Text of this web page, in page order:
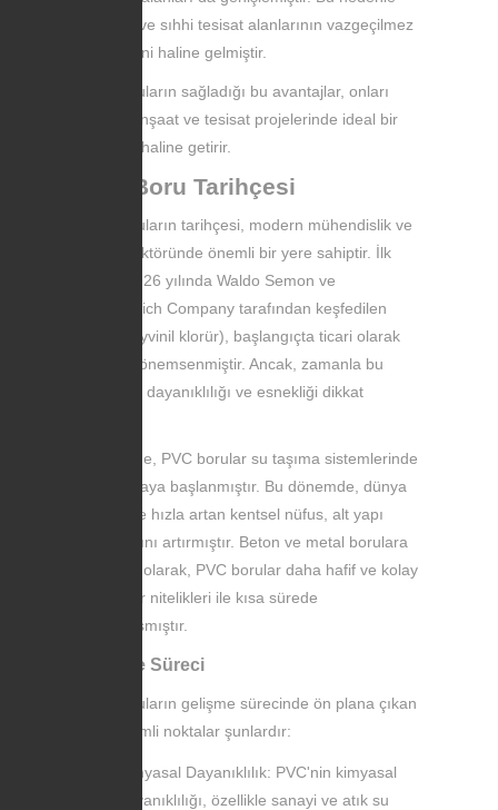
endüstri ve sıhhi tesisat alanlarının vazgeçilmez
bir bileşeni haline gelmiştir.
PVC boruların sağladığı bu avantajlar, onları
modern inşaat ve tesisat projelerinde ideal bir
seçenek haline getirir.
PVC Boru Tarihçesi
PVC boruların tarihçesi, modern mühendislik ve
inşaat sektöründe önemli bir yere sahiptir. İlk
olarak 1926 yılında Waldo Semon ve
BFGoodrich Company tarafından keşfedilen
PVC (polyvinil klorür), başlangıçta ticari olarak
daha az önemsenmiştir. Ancak, zamanla bu
polimerin dayanıklılığı ve esnekliği dikkat
1950'lerde, PVC borular su taşıma sistemlerinde
kullanılmaya başlanmıştır. Bu dönemde, dünya
genelinde hızla artan kentsel nüfus, alt yapı
ihtiyaçlarını artırmıştır. Beton ve metal borulara
alternatif olarak, PVC borular daha hafif ve kolay
kurulabilir nitelikleri ile kısa sürede
yaygınlaşmıştır.
Gelişme Süreci
PVC boruların gelişme sürecinde ön plana çıkan
bazı önemli noktalar şunlardır:
Kimyasal Dayanıklılık: PVC'nin kimyasal
dayanıklılığı, özellikle sanayi ve atık su